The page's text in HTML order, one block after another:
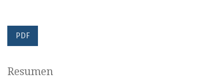
PDF
Resumen